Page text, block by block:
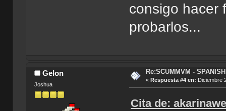
consigo hacer
probarlos...
Gelon
Joshua
Re:SCUMMVM -
« Respuesta #4 en: Diciembre
Cita de: